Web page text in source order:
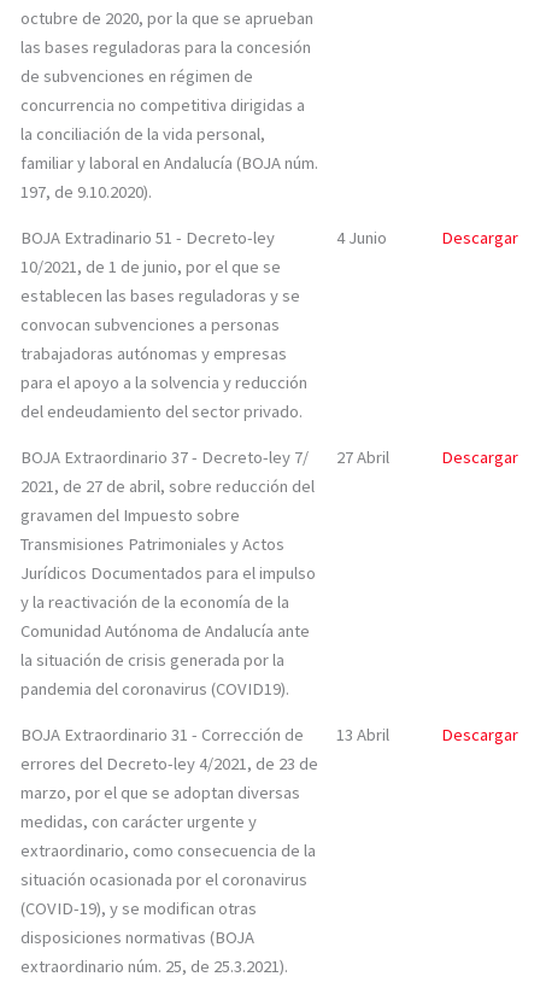
octubre de 2020, por la que se aprueban
las bases reguladoras para la concesión
de subvenciones en régimen de
concurrencia no competitiva dirigidas a
la conciliación de la vida personal,
familiar y laboral en Andalucía (BOJA núm.
197, de 9.10.2020).
BOJA Extradinario 51 - Decreto-ley
10/2021, de 1 de junio, por el que se
establecen las bases reguladoras y se
convocan subvenciones a personas
trabajadoras autónomas y empresas
para el apoyo a la solvencia y reducción
del endeudamiento del sector privado.
4 Junio Descargar
BOJA Extraordinario 37 - Decreto-ley 7/
2021, de 27 de abril, sobre reducción del
gravamen del Impuesto sobre
Transmisiones Patrimoniales y Actos
Jurídicos Documentados para el impulso
y la reactivación de la economía de la
Comunidad Autónoma de Andalucía ante
la situación de crisis generada por la
pandemia del coronavirus (COVID19).
27 Abril Descargar
BOJA Extraordinario 31 - Corrección de
errores del Decreto-ley 4/2021, de 23 de
marzo, por el que se adoptan diversas
medidas, con carácter urgente y
extraordinario, como consecuencia de la
situación ocasionada por el coronavirus
(COVID-19), y se modifican otras
disposiciones normativas (BOJA
extraordinario núm. 25, de 25.3.2021).
13 Abril Descargar